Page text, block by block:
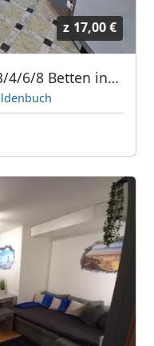
z 17,00 €
Monteurwohnungen mit 3/4/6/8 Betten in Stutgart / Böblingen / Reutlingen / Tübingen